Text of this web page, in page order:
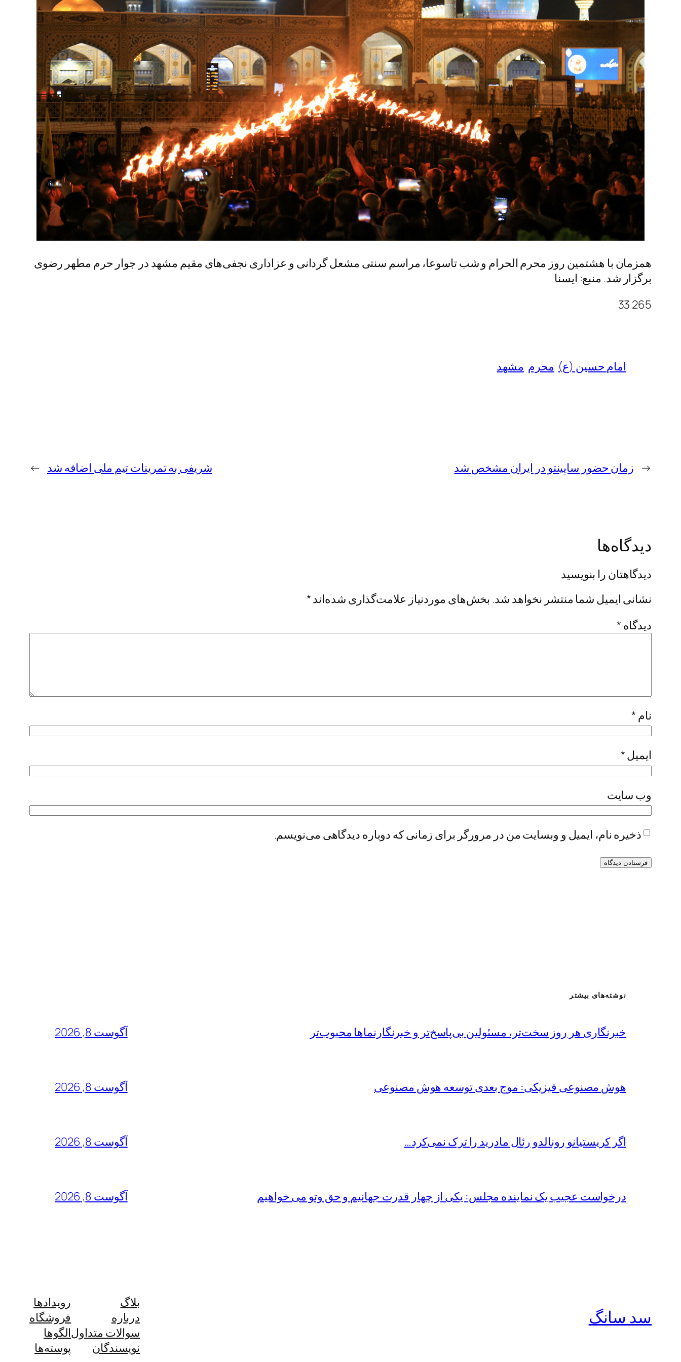
همزمان با هشتمین روز محرم الحرام و شب تاسوعا، مراسم سنتی مشعل گردانی و عزاداری نجفی‌های مقیم مشهد در جوار حرم مطهر رضوی
برگزار شد. منبع: ایسنا
265 33
امام حسین (ع) محرم مشهد
← زمان حضور ساپینتو در ایران مشخص شد شریفی به تمرینات تیم ملی اضافه شد →
دیدگاه‌ها
دیدگاهتان را بنویسید
نشانی ایمیل شما منتشر نخواهد شد. بخش‌های موردنیاز علامت‌گذاری شده‌اند*
دیدگاه *
نام *
ایمیل*
وب‌ سایت
ذخیره نام، ایمیل و وبسایت من در مرورگر برای زمانی که دوباره دیدگاهی می‌نویسم.
نوشته‌های بیشتر
خبرنگاری هر روز سخت‌تر، مسئولین بی‌پاسخ‌تر و خبرنگارنماها محبوب‌تر آگوست 8, 2026
هوش مصنوعی فیزیکی: موج بعدی توسعه هوش مصنوعی آگوست 8, 2026
اگر کریستیانو رونالدو رئال مادرید را ترک نمی‌کرد… آگوست 8, 2026
درخواست عجیب یک نماینده مجلس: یکی از چهار قدرت جهانیم و حق وتو می خواهیم آگوست 8, 2026
سد سانگ
بلاگ
درباره
سوالات متداول
نویسندگان
رویدادها
فروشگاه
الگوها
پوسته‌ها